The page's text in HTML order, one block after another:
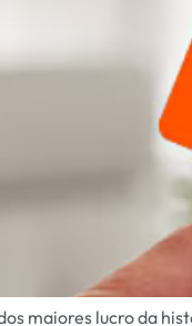
maiores lucro da